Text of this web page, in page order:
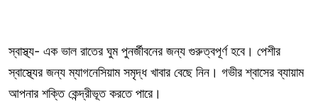
স্বাস্থ্য- এক ভাল রাতের ঘুম পুনর্জীবনের জন্য গুরুত্বপূর্ণ হবে। পেশীর
স্বাস্থ্যের জন্য ম্যাগনেসিয়াম সমৃদ্ধ খাবার বেছে নিন। গভীর শ্বাসের ব্যায়াম
আপনার শক্তি কেন্দ্রীভূত করতে পারে।